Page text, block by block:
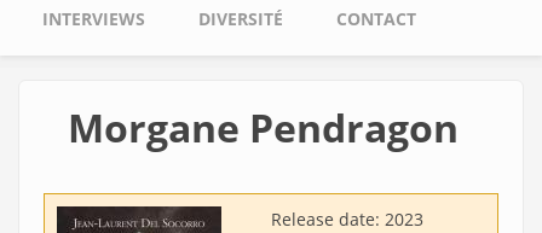
INTERVIEWS DIVERSITÉ CONTACT
Morgane Pendragon
Release date: 2023